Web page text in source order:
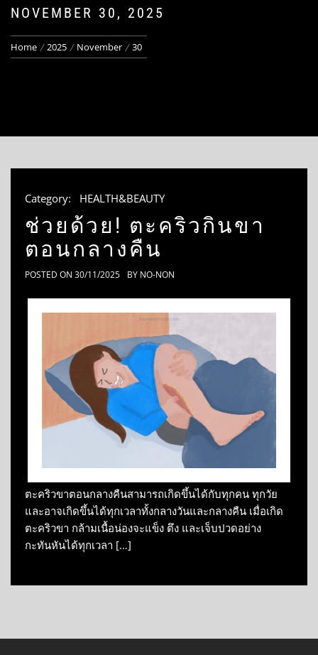
NOVEMBER 30, 2025
Home 2025 November 30
Category: HEALTH&BEAUTY
ช่วยด้วย! ตะคริวกินขา
ตอนกลางคืน
POSTED ON 30/11/2025 BY NO-NON
ตะคริวขาตอนกลางคืนสามารถเกิดขึ้นได้กับทุกคน ทุกวัย
และอาจเกิดขึ้นได้ทุกเวลาทั้งกลางวันและกลางคืน เมื่อเกิด
ตะคริวขา กล้ามเนื้อน่องจะแข็ง ตึง และเจ็บปวดอย่าง
กะทันหันได้ทุกเวลา […]